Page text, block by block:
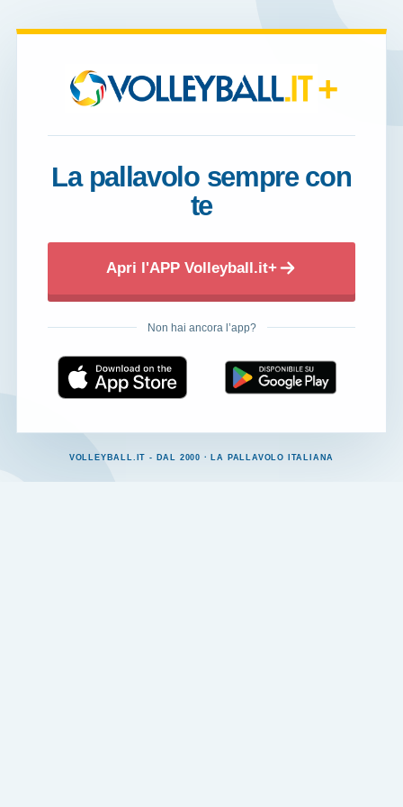
+
La pallavolo sempre con
te
Apri l'APP Volleyball.it+
Non hai ancora l’app?
VOLLEYBALL.IT - DAL 2000 · LA PALLAVOLO ITALIANA